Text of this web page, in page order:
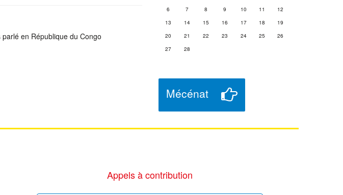
en République du Congo
6
7 8 9 10 11
12
13
14 15 16 17 18
19
20
21 22 23 24 25
26
27
28
Mécénat
Appels à contribution